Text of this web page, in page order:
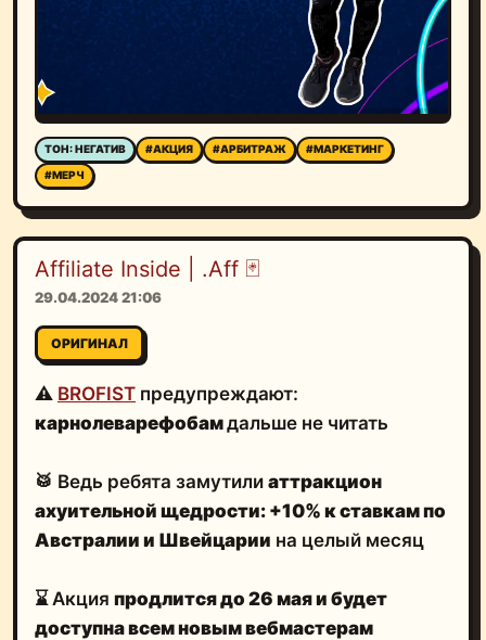
ТОН: НЕГАТИВ #АКЦИЯ #АРБИТРАЖ
#МАРКЕТИНГ
#МЕРЧ
Affiliate Inside | .Aff 🃏
29.04.2024 21:06
ОРИГИНАЛ
⚠️ BROFIST предупреждают:
карнолеварефобамдальше не читать
🥁 Ведь ребята замутили аттракцион
ахуительной щедрости: +10% к ставкам по
Австралии и Швейцарии на целый месяц
⌛️ Акция продлится до 26 мая и будет
доступна всем новым вебмастерам